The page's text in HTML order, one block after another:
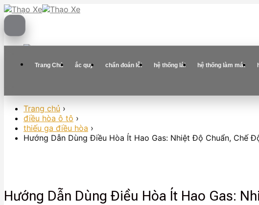
Skip
to
Trang Chủ ắc quy chẩn đoán lỗi hệ thống lái hệ thống làm mát
Trang chủ ›
điều hòa ô tô ›
thiếu ga điều hòa ›
Hướng Dẫn Dùng Điều Hòa Ít Hao Gas: Nhiệt Độ Chuẩn, Chế
Hướng Dẫn Dùng Điều Hòa Ít Hao Gas: